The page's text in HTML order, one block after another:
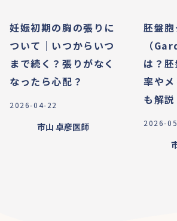
妊娠初期の胸の張りに
ついて｜いつからいつ
まで続く？張りがなく
なったら心配？
2026-04-22
市山 卓彦医師
胚盤
（
は？
率や
も解説
2026-